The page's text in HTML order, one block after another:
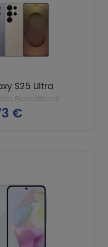
S25 Ultra
Reconditionné
€